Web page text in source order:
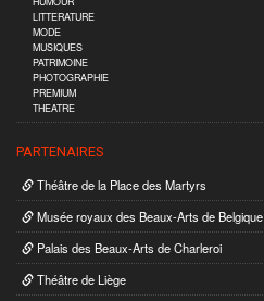
LITTERATURE
MODE
MUSIQUES
PATRIMOINE
PHOTOGRAPHIE
PREMIUM
THEATRE
PARTENAIRES
Théâtre de la Place des Martyrs
Musée royaux des Beaux-Arts de Belgique
Palais des Beaux-Arts de Charleroi
Théâtre de Liège